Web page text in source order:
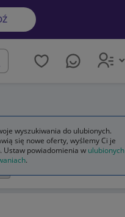
wyszukiwania do ulubionych.
się nowe oferty, wyślemy Ci je
Ustaw powiadomienia w ulubionych
.